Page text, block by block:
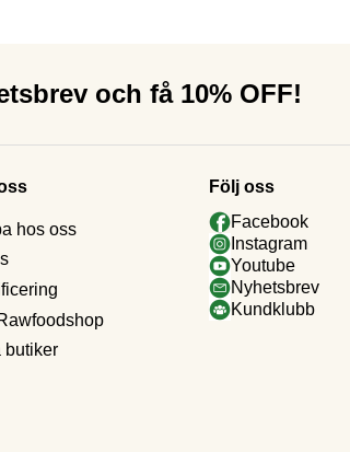
och få 10% OFF!
hos oss
butiker
Följ oss
Facebook
Instagram
Youtube
Nyhetsbrev
Kundklubb